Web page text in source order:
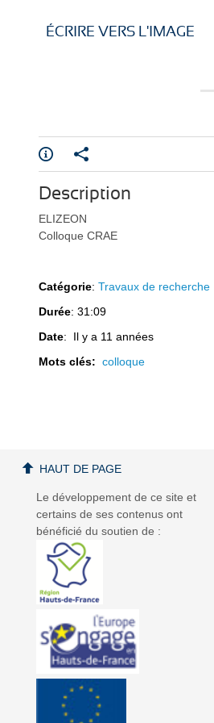
r
r
ÉCRIRE VERS L'IMAGE
Description
ELIZEON
Colloque CRAE
Catégorie:Travaux de recherche
Durée: 31:09
Date: Il y a 11 années
Mots clés:colloque
Le développement de ce site et
certains de ses contenus ont
bénéficié du soutien de :
HAUT DE PAGE